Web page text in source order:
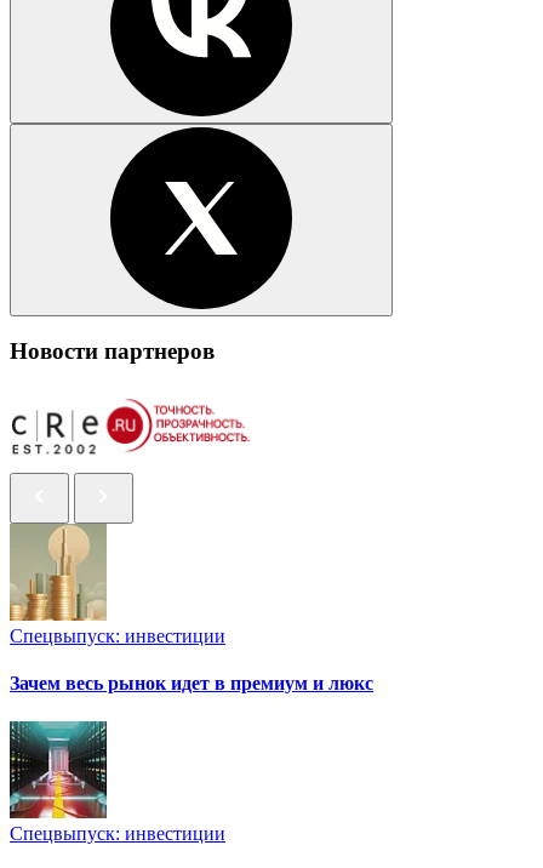
Новости партнеров
Спецвыпуск: инвестиции
Зачем весь рынок идет в премиум и люкс
Спецвыпуск: инвестиции